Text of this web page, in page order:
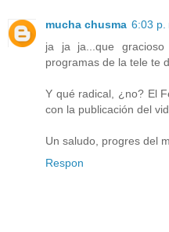
mucha chusma 6:03 p.
ja ja ja...que
programas de la tele te
Y qué radical, ¿no? El
con la publicación del
Un saludo, progres del
Respon